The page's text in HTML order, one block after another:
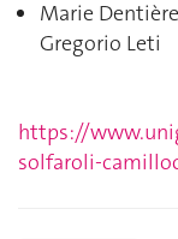
Marie
Gregorio Leti
https://
solfaroli-